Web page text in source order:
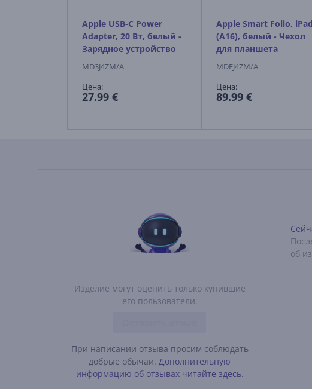
Apple USB-C Power
Adapter, 20 Вт, белый -
Зарядное устройство
MD3J4ZM/A
Цена:
27.99 €
Apple Smart Folio, iPad
(A16), белый - Чехол
для планшета
MDEJ4ZM/A
Цена:
89.99 €
Изделие могут оценить только купившие
его пользователи.
При написании отзыва просим соблюдать
добрые обычаи.Дополнительную
информацию об отзывах читайте здесь.
об